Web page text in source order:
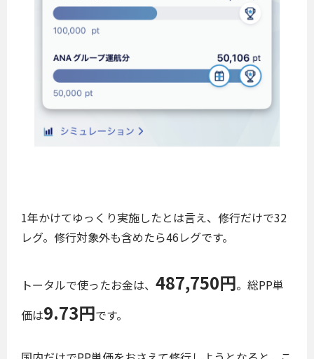
1年かけてゆっくり実施したとは言え、修行だけで32
レグ。修行対象外も含めたら46レグです。
トータルで使ったお金は、 487,750円。総PP単
価は9.73円です。